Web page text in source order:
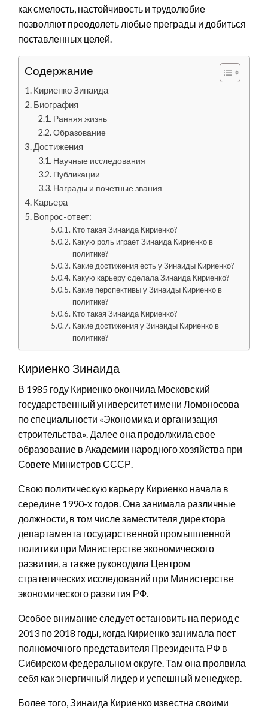
как смелость, настойчивость и трудолюбие
позволяют преодолеть любые преграды и добиться
поставленных целей.
Содержание
Кириенко Зинаида
Биография
Ранняя жизнь
Образование
Достижения
Научные исследования
Публикации
Награды и почетные звания
Карьера
Вопрос-ответ:
Кто такая Зинаида Кириенко?
Какую роль играет Зинаида Кириенко в
политике?
Какие достижения есть у Зинаиды Кириенко?
Какую карьеру сделала Зинаида Кириенко?
Какие перспективы у Зинаиды Кириенко в
политике?
Кто такая Зинаида Кириенко?
Какие достижения у Зинаиды Кириенко в
политике?
Кириенко Зинаида
В 1985 году Кириенко окончила Московский
государственный университет имени Ломоносова
по специальности «Экономика и организация
строительства». Далее она продолжила свое
образование в Академии народного хозяйства при
Совете Министров СССР.
Свою политическую карьеру Кириенко начала в
середине 1990-х годов. Она занимала различные
должности, в том числе заместителя директора
департамента государственной промышленной
политики при Министерстве экономического
развития, а также руководила Центром
стратегических исследований при Министерстве
экономического развития РФ.
Особое внимание следует остановить на период с
2013 по 2018 годы, когда Кириенко занимала пост
полномочного представителя Президента РФ в
Сибирском федеральном округе. Там она проявила
себя как энергичный лидер и успешный менеджер.
Более того, Зинаида Кириенко известна своими